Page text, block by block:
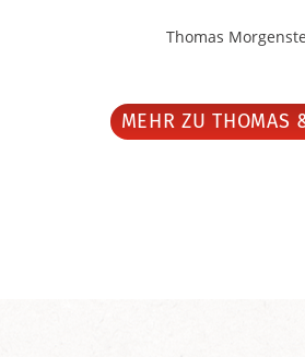
Thomas
MEHR ZU THOMAS